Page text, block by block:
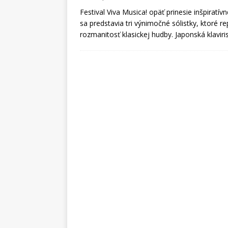
Festival Viva Musica! opäť prinesie
sa predstavia tri výnimočné sólistky, ktoré
rozmanitosť klasickej hudby. Japonská